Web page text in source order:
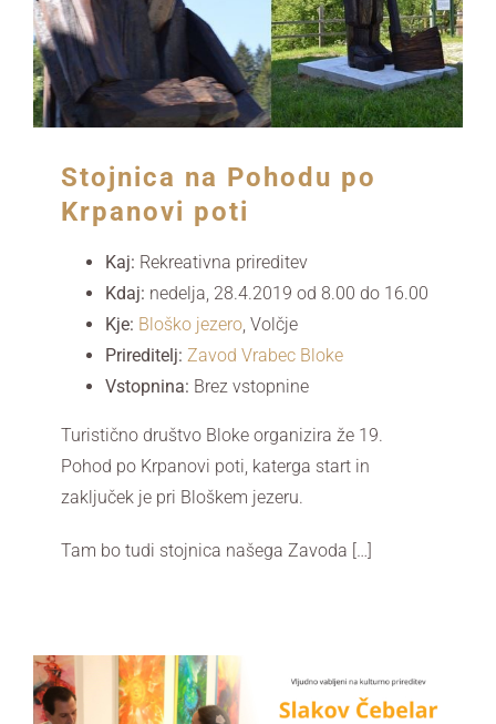
Stojnica na Pohodu po
Krpanovi poti
Kaj: Rekreativna prireditev
Kdaj: nedelja, 28.4.2019 od 8.00 do 16.00
Kje: Bloško jezero, Volčje
Prireditelj: Zavod Vrabec Bloke
Vstopnina: Brez vstopnine
Turistično društvo Bloke organizira že 19.
Pohod po Krpanovi poti, katerga start in
zaključek je pri Bloškem jezeru.
Tam bo tudi stojnica našega Zavoda […]